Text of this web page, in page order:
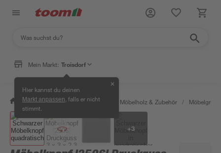
Mein Markt: Troisdorf
Hier kannst du deinen
Markt anpassen , falls er nicht
stimmt.
✕
/ Bauen & Renovieren / Holz Möbelholz & Zubehör / Möbelgriffe
+3